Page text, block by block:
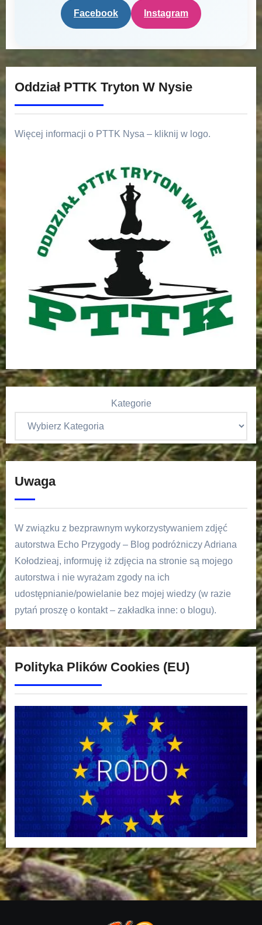
Facebook Instagram
Oddział PTTK Tryton W Nysie
Więcej informacji o PTTK Nysa – kliknij w logo.
Kategorie
Uwaga
W związku z bezprawnym wykorzystywaniem zdjęć
autorstwa Echo Przygody – Blog podróżniczy Adriana
Kołodzieaj, informuję iż zdjęcia na stronie są mojego
autorstwa i nie wyrażam zgody na ich
udostępnianie/powielanie bez mojej wiedzy (w razie
pytań proszę o kontakt – zakładka inne: o blogu).
Polityka Plików Cookies (EU)